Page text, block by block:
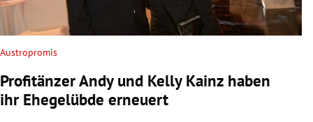
Untermenü
Untermenü
Untermenü
Austropromis
Profitänzer Andy und Kelly Kainz haben
ihr Ehegelübde erneuert